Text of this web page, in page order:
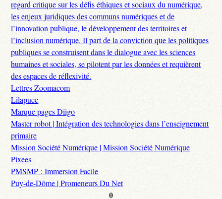
regard critique sur les défis éthiques et sociaux du numérique,
les enjeux juridiques des communs numériques et de
l’innovation publique, le développement des territoires et
l’inclusion numérique. Il part de la conviction que les politiques
publiques se construisent dans le dialogue avec les sciences
humaines et sociales, se pilotent par les données et requièrent
des espaces de réflexivité.
Lettres Zoomacom
Lilapuce
Marque pages Diigo
Master robot | Intégration des technologies dans l’enseignement
primaire
Mission Société Numérique | Mission Société Numérique
Pixees
PMSMP : Immersion Facile
Puy-de-Dôme | Promeneurs Du Net
0